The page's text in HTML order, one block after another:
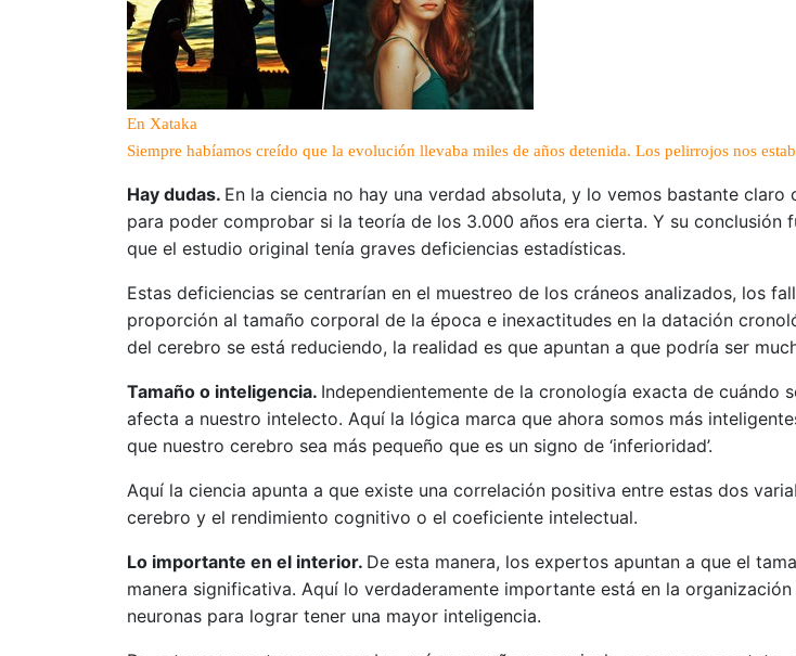
En Xataka
Siempre habíamos creído que la evolución llevaba miles de años detenida. Los pelirrojos nos
Hay dudas. En la ciencia no hay una verdad absoluta, y lo vemos bastante
para poder comprobar si la teoría de los 3.000 años era cierta. Y su conclusión
que el estudio original tenía graves deficiencias estadísticas.
Estas deficiencias se centrarían en el muestreo de los cráneos analizados, los
proporción al tamaño corporal de la época e inexactitudes en la datación
del cerebro se está reduciendo, la realidad es que apuntan a que podría ser
Tamaño o inteligencia. Independientemente de la cronología exacta de cuándo
afecta a nuestro intelecto. Aquí la lógica marca que ahora somos más
que nuestro cerebro sea más pequeño que es un signo de ‘inferioridad’.
Aquí la ciencia apunta a que existe una correlación positiva entre estas dos
cerebro y el rendimiento cognitivo o el coeficiente intelectual.
Lo importante en el interior. De esta manera, los expertos apuntan a que el
manera significativa. Aquí lo verdaderamente importante está en la
neuronas para lograr tener una mayor inteligencia.